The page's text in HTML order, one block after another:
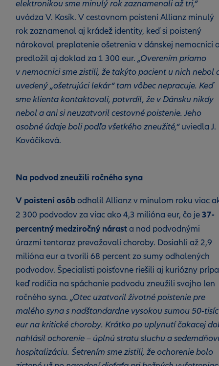
elektronikou sme minulý rok zaznamenali až tri,“
uvádza V. Kosík. V cestovnom poistení Allianz minulý
rok zaznamenal aj krádež identity, keď si poistený
nárokoval preplatenie ošetrenia v dánskej nemocnici
predložil aj doklad za 1 300 eur. „Overením priamo
v nemocnici sme zistili, že takýto pacient u nich nebol
uvedený „ošetrujúci lekár“ tam vôbec nepracuje. Keď
sme klienta kontaktovali, potvrdil, že v Dánsku nikdy
nebol a ani si neuzatvoril cestovné poistenie. Jeho
osobné údaje boli podľa všetkého zneužité,“uviedla J.
Kováčiková.
Na podvod zneužili ročného syna
V poistení osôbodhalil Allianz v minulom roku viac
2 300 podvodov za viac ako 4,3 milióna eur, čo je37-
percentný medziročný nárasta nad podvodnými
úrazmi tentoraz prevažovali choroby. Dosiahli až 2,9
milióna eur a tvorili 68 percent zo sumy odhalených
podvodov. Špecialisti poisťovne riešili aj kuriózny
keď rodičia na spáchanie podvodu zneužili svojho len
ročného syna. „Otec uzatvoril životné poistenie pre
malého syna s nadštandardne vysokou sumou 50-tisíc
eur na kritické choroby. Krátko po uplynutí čakacej
nahlásil ochorenie – úplnú stratu sluchu a
hospitalizáciu. Šetrením sme zistili, že ochorenie bolo